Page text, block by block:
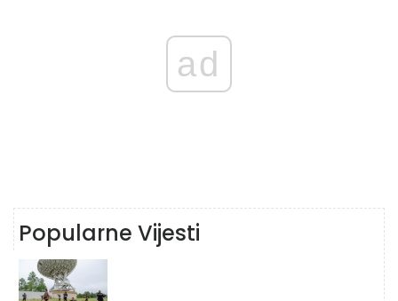
ad
Popularne Vijesti